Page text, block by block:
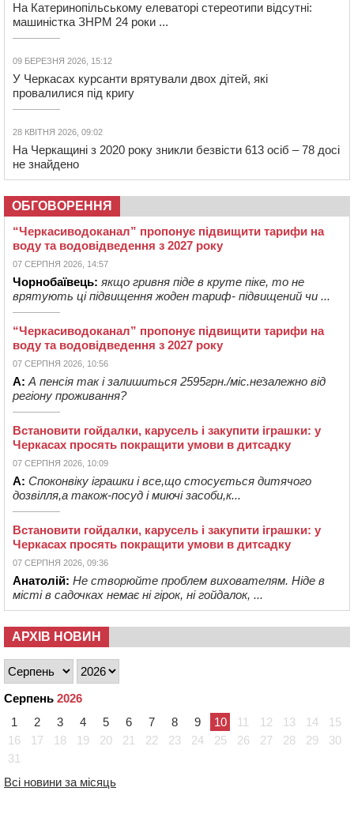
На Катеринопільському елеваторі стереотипи відсутні:
машиністка ЗНРМ 24 роки ...
09 БЕРЕЗНЯ 2026, 15:12
У Черкасах курсанти врятували двох дітей, які
провалилися під кригу
28 КВІТНЯ 2026, 09:02
На Черкащині з 2020 року зникли безвісти 613 осіб – 78 досі
не знайдено
ОБГОВОРЕННЯ
“Черкасиводоканал” пропонує підвищити тарифи на
воду та водовідведення з 2027 року
07 СЕРПНЯ 2026, 14:57
Чорнобаївець: якщо гривня піде в круте піке, то не
врятують ці підвищення жоден тариф- підвищений чи ...
“Черкасиводоканал” пропонує підвищити тарифи на
воду та водовідведення з 2027 року
07 СЕРПНЯ 2026, 10:56
А: А пенсія так і залишиться 2595грн./міс.незалежно від
регіону проживання?
Встановити гойдалки, карусель і закупити іграшки: у
Черкасах просять покращити умови в дитсадку
07 СЕРПНЯ 2026, 10:09
А: Споконвіку іграшки і все,що стосується дитячого
дозвілля,а також-посуд і миючі засоби,к...
Встановити гойдалки, карусель і закупити іграшки: у
Черкасах просять покращити умови в дитсадку
07 СЕРПНЯ 2026, 09:36
Анатолій: Не створюйте проблем вихователям. Ніде в
місті в садочках немає ні гірок, ні гойдалок, ...
АРХІВ НОВИН
Серпень 2026
1
2 3 4 5 6 7 8 9 10 11 12 13 14
15
16
17 18 19 20 21 22 23 24 25 26 27 28 29
30
31
Всі новини за місяць